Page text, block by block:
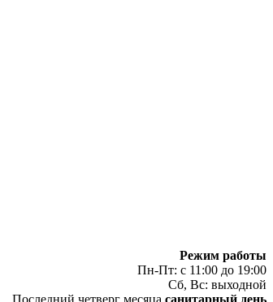
Режим работы
Пн-Пт: с 11:00 до 19:00
Сб, Вс: выходной
Последний четверг месяца санитарный день